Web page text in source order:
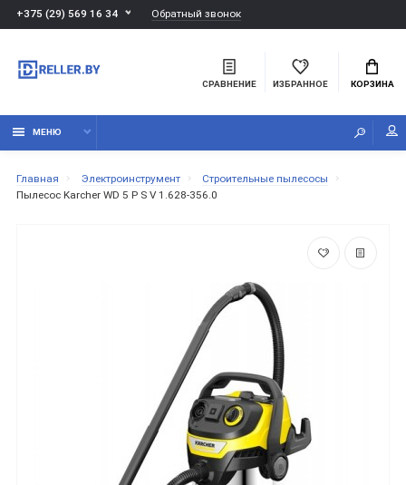
+375 (29) 569 16 34 Обратный звонок
СРАВНЕНИЕ ИЗБРАННОЕ КОРЗИНА
МЕНЮ
Главная Электроинструмент
Строительные пылесосы
Пылесос Karcher WD 5 P S V 1.628-356.0